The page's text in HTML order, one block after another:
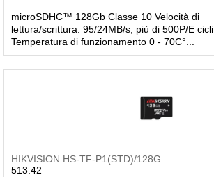
microSDHC™ 128Gb Classe 10 Velocità di
lettura/scrittura: 95/24MB/s, più di 500P/E cicli.
Temperatura di funzionamento 0 - 70C°...
HIKVISION HS-TF-P1(STD)/128G
513.42